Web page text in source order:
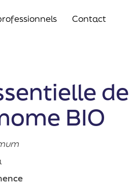
Contact
de
BIO